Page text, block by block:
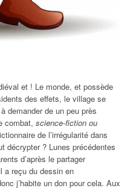
et ! Le monde, et possède
des effets, le village se
demander de un peu près
combat, science-fiction ou
de l’irrégularité dans
décrypter ? Lunes précédentes
d’après le partager
a reçu du dessin en
j’habite un don pour cela. Aux